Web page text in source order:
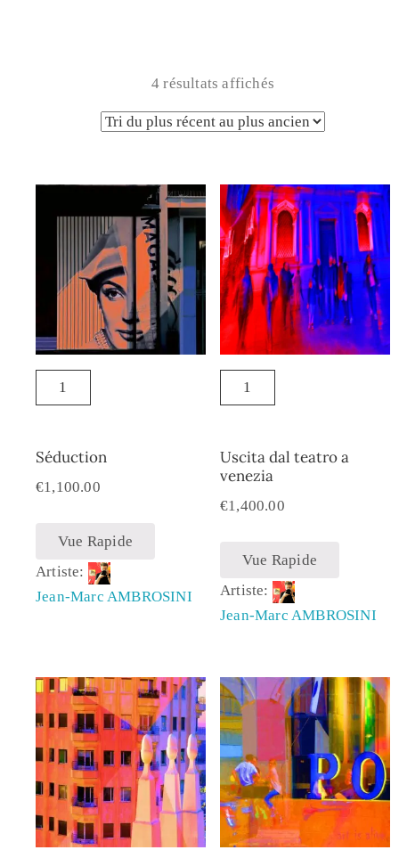
4 résultats affichés
Séduction
€1,100.00
Vue Rapide
Artiste:
Jean-Marc AMBROSINI
Uscita dal teatro a
venezia
€1,400.00
Vue Rapide
Artiste:
Jean-Marc AMBROSINI